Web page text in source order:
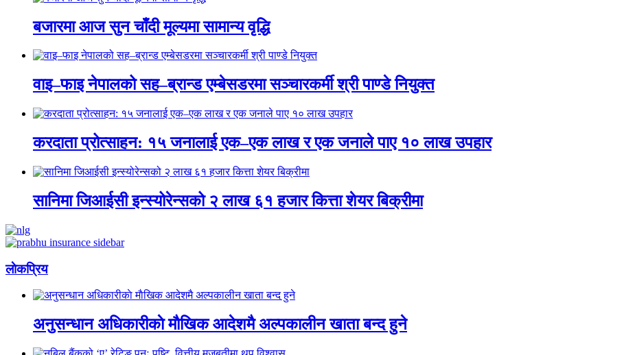
बजारमा आज सुन चाँदी मूल्यमा सामान्य वृद्धि
वाइ–फाइ नेपालको सह–ब्रान्ड एम्बेसडरमा सञ्चारकर्मी श्री पाण्डे नियुक्त
करदाता प्रोत्साहन: १५ जनालाई एक–एक लाख र एक जनाले पाए १० लाख उपहार
सानिमा जिआईसी इन्स्योरेन्सको २ लाख ६१ हजार कित्ता शेयर बिक्रीमा
लाेकप्रिय
अनुसन्धान अधिकारीकाे माैखिक आदेशमै अल्पकालीन खाता बन्द हुने